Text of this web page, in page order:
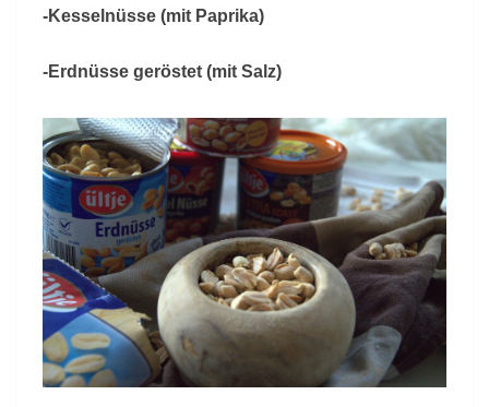
-Kesselnüsse (mit Paprika)
-Erdnüsse geröstet (mit Salz)